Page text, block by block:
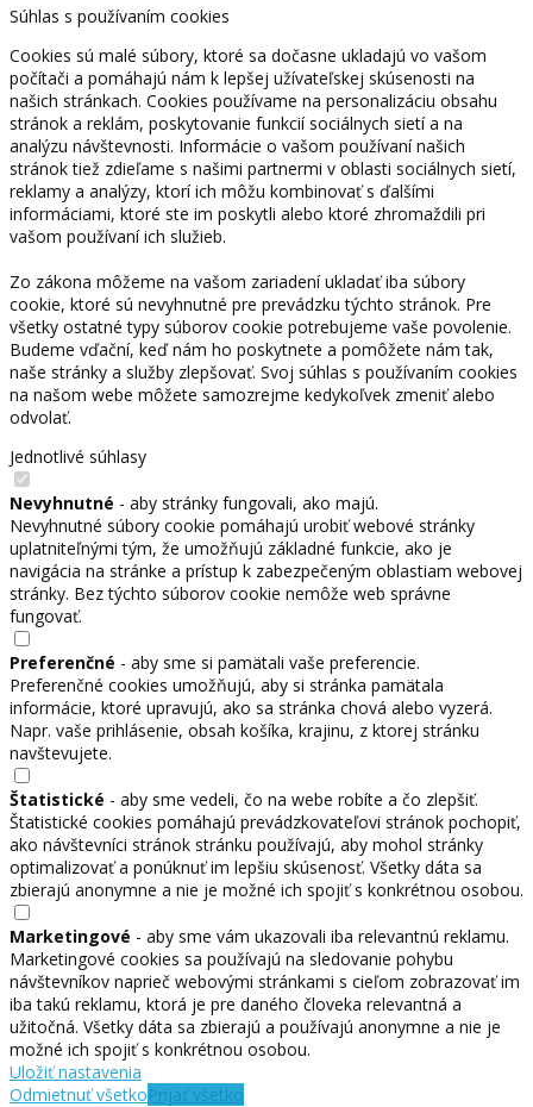
Súhlas s používaním cookies
Cookies sú malé súbory, ktoré sa dočasne ukladajú vo vašom
počítači a pomáhajú nám k lepšej užívateľskej skúsenosti na
našich stránkach. Cookies používame na personalizáciu obsahu
stránok a reklám, poskytovanie funkcií sociálnych sietí a na
analýzu návštevnosti. Informácie o vašom používaní našich
stránok tiež zdieľame s našimi partnermi v oblasti sociálnych sietí,
reklamy a analýzy, ktorí ich môžu kombinovať s ďalšími
informáciami, ktoré ste im poskytli alebo ktoré zhromaždili pri
vašom používaní ich služieb.
Zo zákona môžeme na vašom zariadení ukladať iba súbory
cookie, ktoré sú nevyhnutné pre prevádzku týchto stránok. Pre
všetky ostatné typy súborov cookie potrebujeme vaše povolenie.
Budeme vďační, keď nám ho poskytnete a pomôžete nám tak,
naše stránky a služby zlepšovať. Svoj súhlas s používaním cookies
na našom webe môžete samozrejme kedykoľvek zmeniť alebo
odvolať.
Jednotlivé súhlasy
Nevyhnutné - aby stránky fungovali, ako majú.
Nevyhnutné súbory cookie pomáhajú urobiť webové stránky
uplatniteľnými tým, že umožňujú základné funkcie, ako je
navigácia na stránke a prístup k zabezpečeným oblastiam webovej
stránky. Bez týchto súborov cookie nemôže web správne
fungovať.
Preferenčné - aby sme si pamätali vaše preferencie.
Preferenčné cookies umožňujú, aby si stránka pamätala
informácie, ktoré upravujú, ako sa stránka chová alebo vyzerá.
Napr. vaše prihlásenie, obsah košíka, krajinu, z ktorej stránku
navštevujete.
Štatistické - aby sme vedeli, čo na webe robíte a čo zlepšiť.
Štatistické cookies pomáhajú prevádzkovateľovi stránok pochopiť,
ako návštevníci stránok stránku používajú, aby mohol stránky
optimalizovať a ponúknuť im lepšiu skúsenosť. Všetky dáta sa
zbierajú anonymne a nie je možné ich spojiť s konkrétnou osobou.
Marketingové - aby sme vám ukazovali iba relevantnú reklamu.
Marketingové cookies sa používajú na sledovanie pohybu
návštevníkov naprieč webovými stránkami s cieľom zobrazovať im
iba takú reklamu, ktorá je pre daného človeka relevantná a
užitočná. Všetky dáta sa zbierajú a používajú anonymne a nie je
možné ich spojiť s konkrétnou osobou.
Uložiť nastavenia
Odmietnuť všetkoPrijať všetko